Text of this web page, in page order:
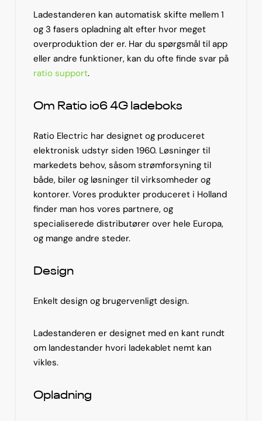
Ladestanderen kan automatisk skifte mellem 1
og 3 fasers opladning alt efter hvor meget
overproduktion der er. Har du spørgsmål til app
eller andre funktioner, kan du ofte finde svar på
ratio support.
Om Ratio io6 4G ladeboks
Ratio Electric har designet og produceret
elektronisk udstyr siden 1960. Løsninger til
markedets behov, såsom strømforsyning til
både, biler og løsninger til virksomheder og
kontorer. Vores produkter produceret i Holland
finder man hos vores partnere, og
specialiserede distributører over hele Europa,
og mange andre steder.
Design
Enkelt design og brugervenligt design.
Ladestanderen er designet med en kant rundt
om landestander hvori ladekablet nemt kan
vikles.
Opladning